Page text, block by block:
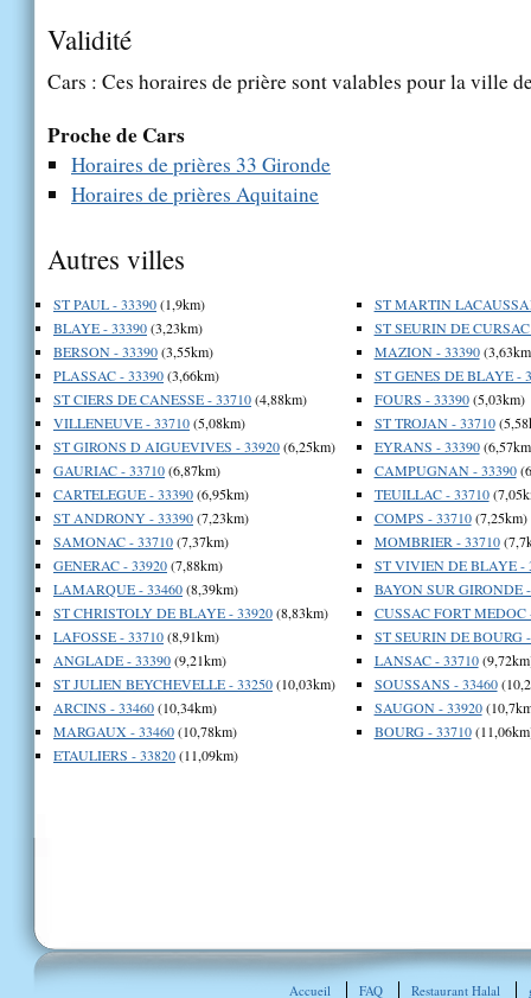
Validité
Cars : Ces horaires de prière sont valables pour la ville
Proche de Cars
Horaires de prières 33 Gironde
Horaires de prières Aquitaine
Autres villes
ST PAUL - 33390(1,9km)
BLAYE - 33390(3,23km)
BERSON - 33390(3,55km)
PLASSAC - 33390(3,66km)
ST CIERS DE CANESSE - 33710(4,88km)
VILLENEUVE - 33710(5,08km)
ST GIRONS D AIGUEVIVES - 33920(6,25km)
GAURIAC - 33710(6,87km)
CARTELEGUE - 33390(6,95km)
ST ANDRONY - 33390(7,23km)
SAMONAC - 33710(7,37km)
GENERAC - 33920(7,88km)
LAMARQUE - 33460(8,39km)
ST CHRISTOLY DE BLAYE - 33920(8,83km)
LAFOSSE - 33710(8,91km)
ANGLADE - 33390(9,21km)
ST JULIEN BEYCHEVELLE - 33250(10,03km)
ARCINS - 33460(10,34km)
MARGAUX - 33460(10,78km)
ETAULIERS - 33820(11,09km)
ST MARTIN
ST SEURIN DE
MAZION - 33390
ST GENES DE BLAYE -
FOURS - 33390(5,03km)
ST TROJAN - 33710
EYRANS - 33390
CAMPUGNAN - 33390
TEUILLAC - 33710
COMPS - 33710(7,25km)
MOMBRIER - 33710
ST VIVIEN DE BLAYE -
BAYON SUR GIRONDE
CUSSAC FORT MEDOC
ST SEURIN DE BOURG
LANSAC - 33710
SOUSSANS - 33460
SAUGON - 33920
BOURG - 33710
Accueil FAQ Restaurant Halal